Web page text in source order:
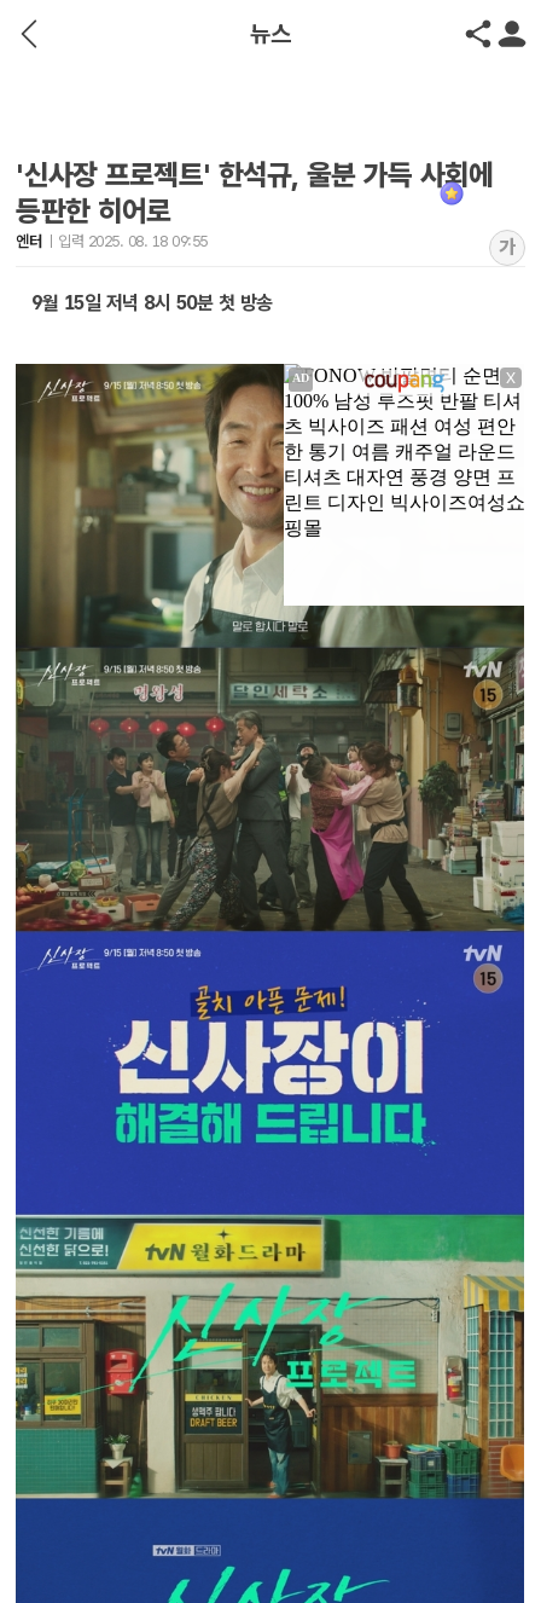
뉴스
'신사장 프로젝트' 한석규, 울분 가득 사회에
등판한 히어로
엔터 입력 2025. 08. 18 09:55 가
9월 15일 저녁 8시 50분 첫 방송
X